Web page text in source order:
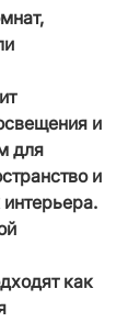
и
для
и
как